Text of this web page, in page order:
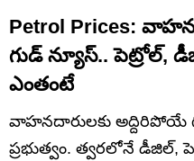
Petrol Prices:
గుడ్ న్యూస్.. పెట్రోల్,
ఎంతంటే
వాహనదారులకు అద్దిరిపోయే
ప్రభుత్వం. త్వరలోనే డీజిల్,